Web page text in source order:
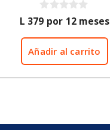
0
d
e
L 379 por 12 meses
Añadir al carrito